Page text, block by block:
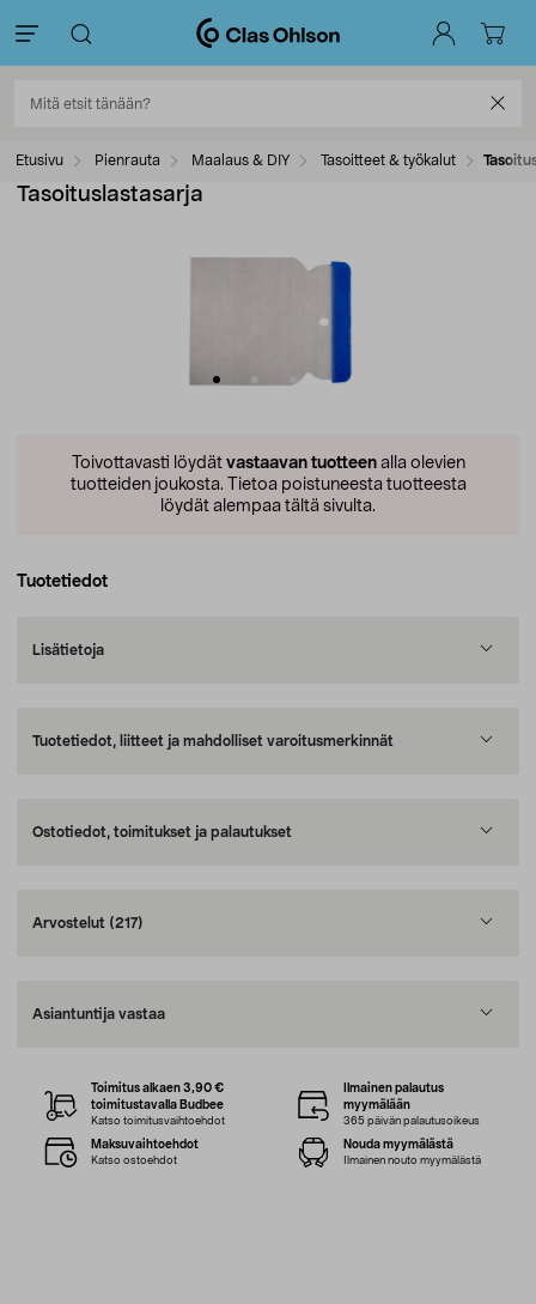
Etusivu Pienrauta Maalaus & DIY Tasoitteet & työkalut
Tasoituslastasarja
Toivottavasti löydät vastaavan tuotteenalla olevien
tuotteiden joukosta. Tietoa poistuneesta tuotteesta
löydät alempaa tältä sivulta.
Tuotetiedot
Lisätietoja
Tuotetiedot, liitteet ja mahdolliset varoitusmerkinnät
Ostotiedot, toimitukset ja palautukset
Arvostelut (217)
Asiantuntija vastaa
Toimitus alkaen 3,90 €
toimitustavalla Budbee
Katso toimitusvaihtoehdot
Ilmainen palautus
myymälään
365 päivän palautusoikeus
Maksuvaihtoehdot
Katso ostoehdot
Nouda myymälästä
Ilmainen nouto myymälästä